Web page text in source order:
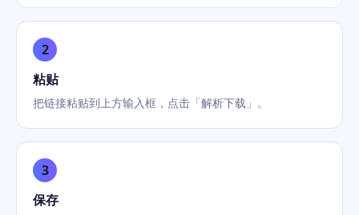
2
粘贴
把链接粘贴到上方输入框，点击「解析下载」。
3
保存